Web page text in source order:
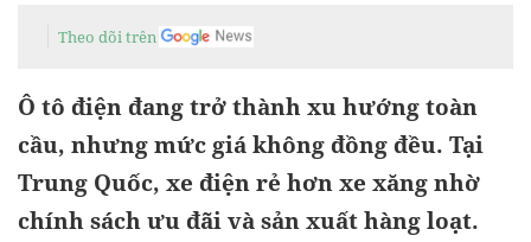
Theo dõi trên
Ô tô điện đang trở thành xu hướng toàn
cầu, nhưng mức giá không đồng đều. Tại
Trung Quốc, xe điện rẻ hơn xe xăng nhờ
chính sách ưu đãi và sản xuất hàng loạt.